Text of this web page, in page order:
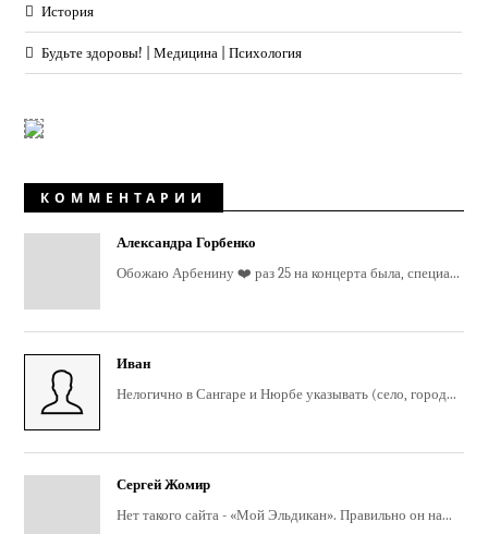
История
Будьте здоровы! | Медицина | Психология
КОММЕНТАРИИ
Александра Горбенко
Обожаю Арбенину ❤️ раз 25 на концерта была, специа...
Иван
Нелогично в Сангаре и Нюрбе указывать (село, город...
Сергей Жомир
Нет такого сайта - «Мой Эльдикан». Правильно он на...